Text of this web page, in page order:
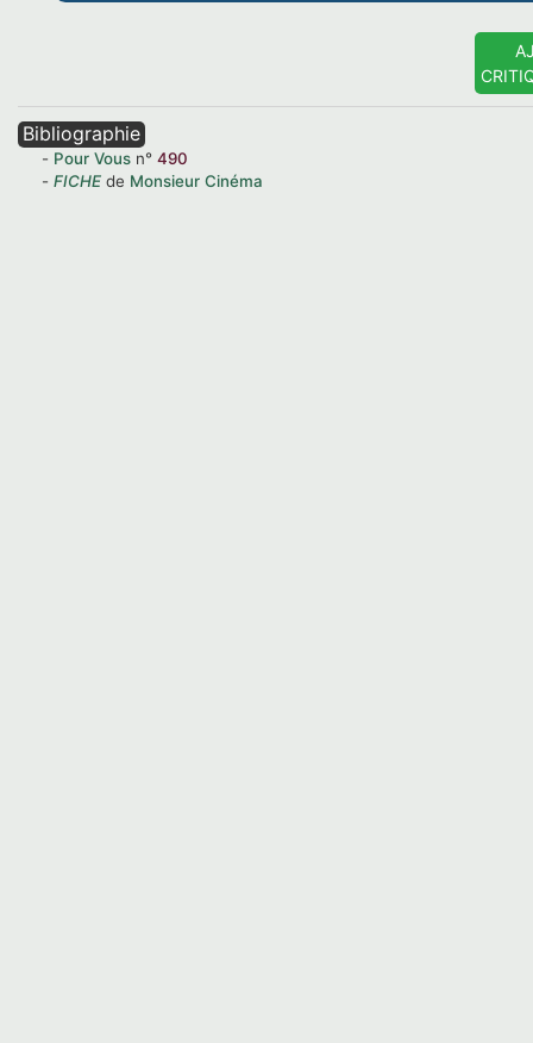
Bibliographie
Pour Vous n° 490
FICHE de Monsieur Cinéma